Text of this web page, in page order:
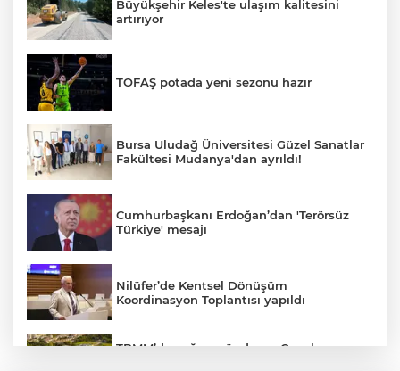
Büyükşehir Keles'te ulaşım kalitesini
artırıyor
TOFAŞ potada yeni sezonu hazır
Bursa Uludağ Üniversitesi Güzel Sanatlar
Fakültesi Mudanya'dan ayrıldı!
Cumhurbaşkanı Erdoğan’dan 'Terörsüz
Türkiye' mesajı
Nilüfer’de Kentsel Dönüşüm
Koordinasyon Toplantısı yapıldı
TBMM’de yoğun gündem... Çocuk